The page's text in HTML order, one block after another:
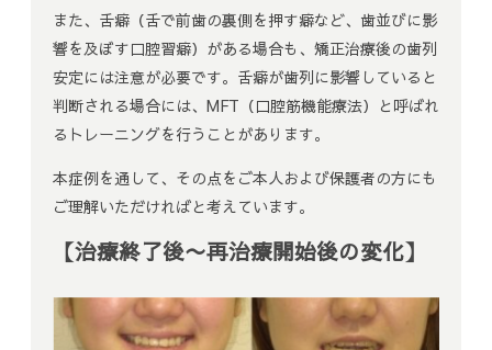
また、舌癖（舌で前歯の裏側を押す癖など、歯並びに影
響を及ぼす口腔習癖）がある場合も、矯正治療後の歯列
安定には注意が必要です。舌癖が歯列に影響していると
判断される場合には、MFT（口腔筋機能療法）と呼ばれ
るトレーニングを行うことがあります。
本症例を通して、その点をご本人および保護者の方にも
ご理解いただければと考えています。
【治療終了後〜再治療開始後の変化】